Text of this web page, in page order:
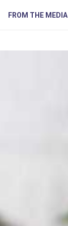
FROM THE MEDIA